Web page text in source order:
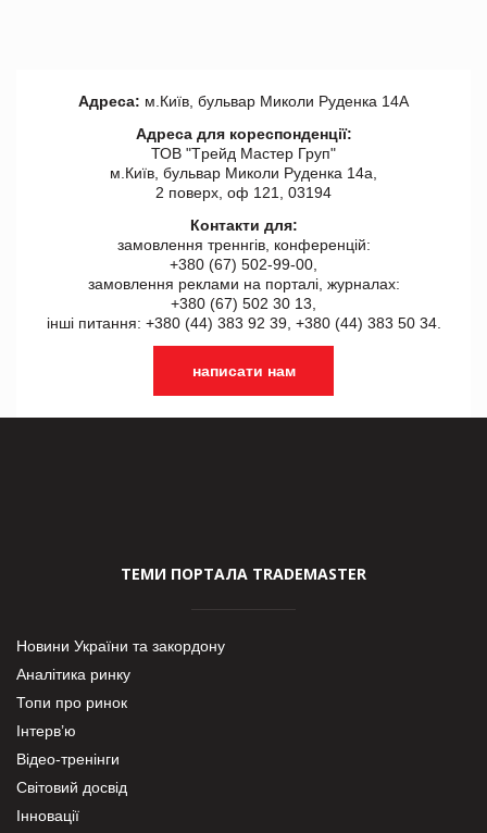
Адреса: м.Київ, бульвар Миколи Руденка 14А
Адреса для кореспонденції:
ТОВ "Tрейд Мастер Груп"
м.Київ, бульвар Миколи Руденка 14а,
2 поверх, оф 121, 03194
Контакти для:
замовлення треннгів, конференцій:
+380 (67) 502-99-00,
замовлення реклами на порталі, журналах:
+380 (67) 502 30 13,
інші питання: +380 (44) 383 92 39, +380 (44) 383 50 34.
написати нам
ТЕМИ ПОРТАЛА TRADEMASTER
Новини України та закордону
Аналітика ринку
Топи про ринок
Інтерв’ю
Відео-тренінги
Світовий досвід
Інновації